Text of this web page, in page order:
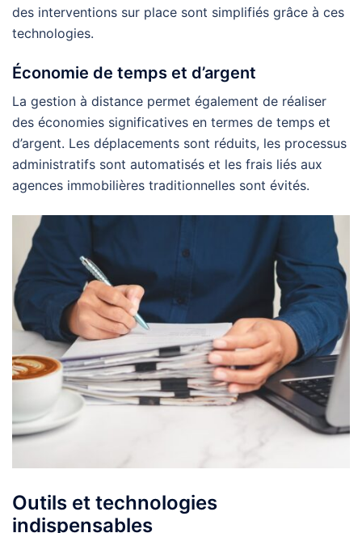
des interventions sur place sont simplifiés grâce à ces
technologies.
Économie de temps et d’argent
La gestion à distance permet également de réaliser
des économies significatives en termes de temps et
d’argent. Les déplacements sont réduits, les processus
administratifs sont automatisés et les frais liés aux
agences immobilières traditionnelles sont évités.
Outils et technologies
indispensables